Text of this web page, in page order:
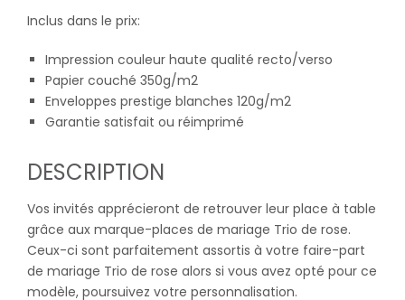
Inclus dans le prix:
Impression couleur haute qualité recto/verso
Papier couché 350g/m2
Enveloppes prestige blanches 120g/m2
Garantie satisfait ou réimprimé
DESCRIPTION
Vos invités apprécieront de retrouver leur place à table
grâce aux marque-places de mariage Trio de rose.
Ceux-ci sont parfaitement assortis à votre faire-part
de mariage Trio de rose alors si vous avez opté pour ce
modèle, poursuivez votre personnalisation.